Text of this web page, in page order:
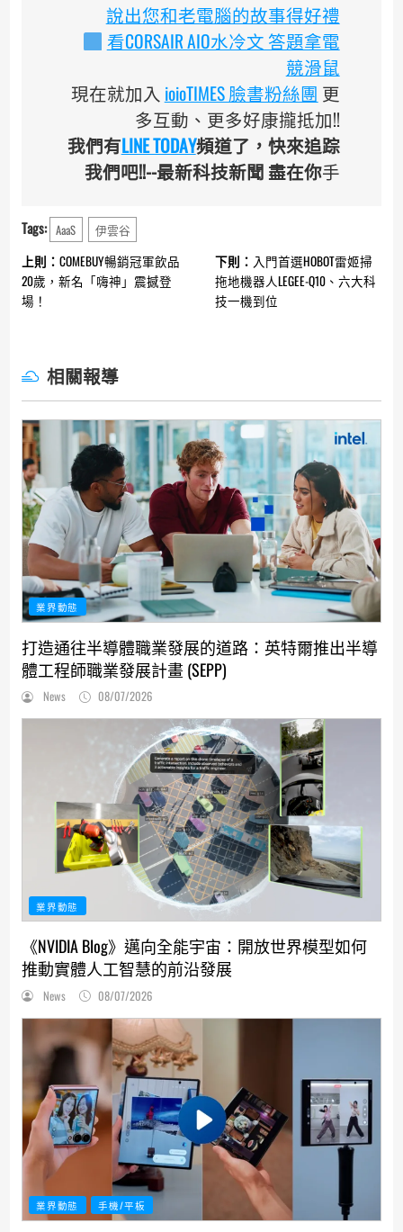
說出您和老電腦的故事得好禮
看CORSAIR AIO水冷文 答題拿電
競滑鼠
現在就加入 ioioTIMES 臉書粉絲團 更
多互動、更多好康攏抵加!!
我們有LINE TODAY頻道了，快來追踪
我們吧!!--最新科技新聞 盡在你手
Tags: AaaS 伊雲谷
Continue
Reading
上則： COMEBUY暢銷冠軍飲品
20歲，新名「嗨神」震撼登
場！
下則： 入門首選HOBOT雷姬掃
拖地機器人LEGEE-Q10、六大科
技一機到位
相關報導
業界動態
打造通往半導體職業發展的道路：英特爾推出半導
體工程師職業發展計畫 (SEPP)
News 08/07/2026
業界動態
《NVIDIA Blog》邁向全能宇宙：開放世界模型如何
推動實體人工智慧的前沿發展
News 08/07/2026
業界動態 手機/平板